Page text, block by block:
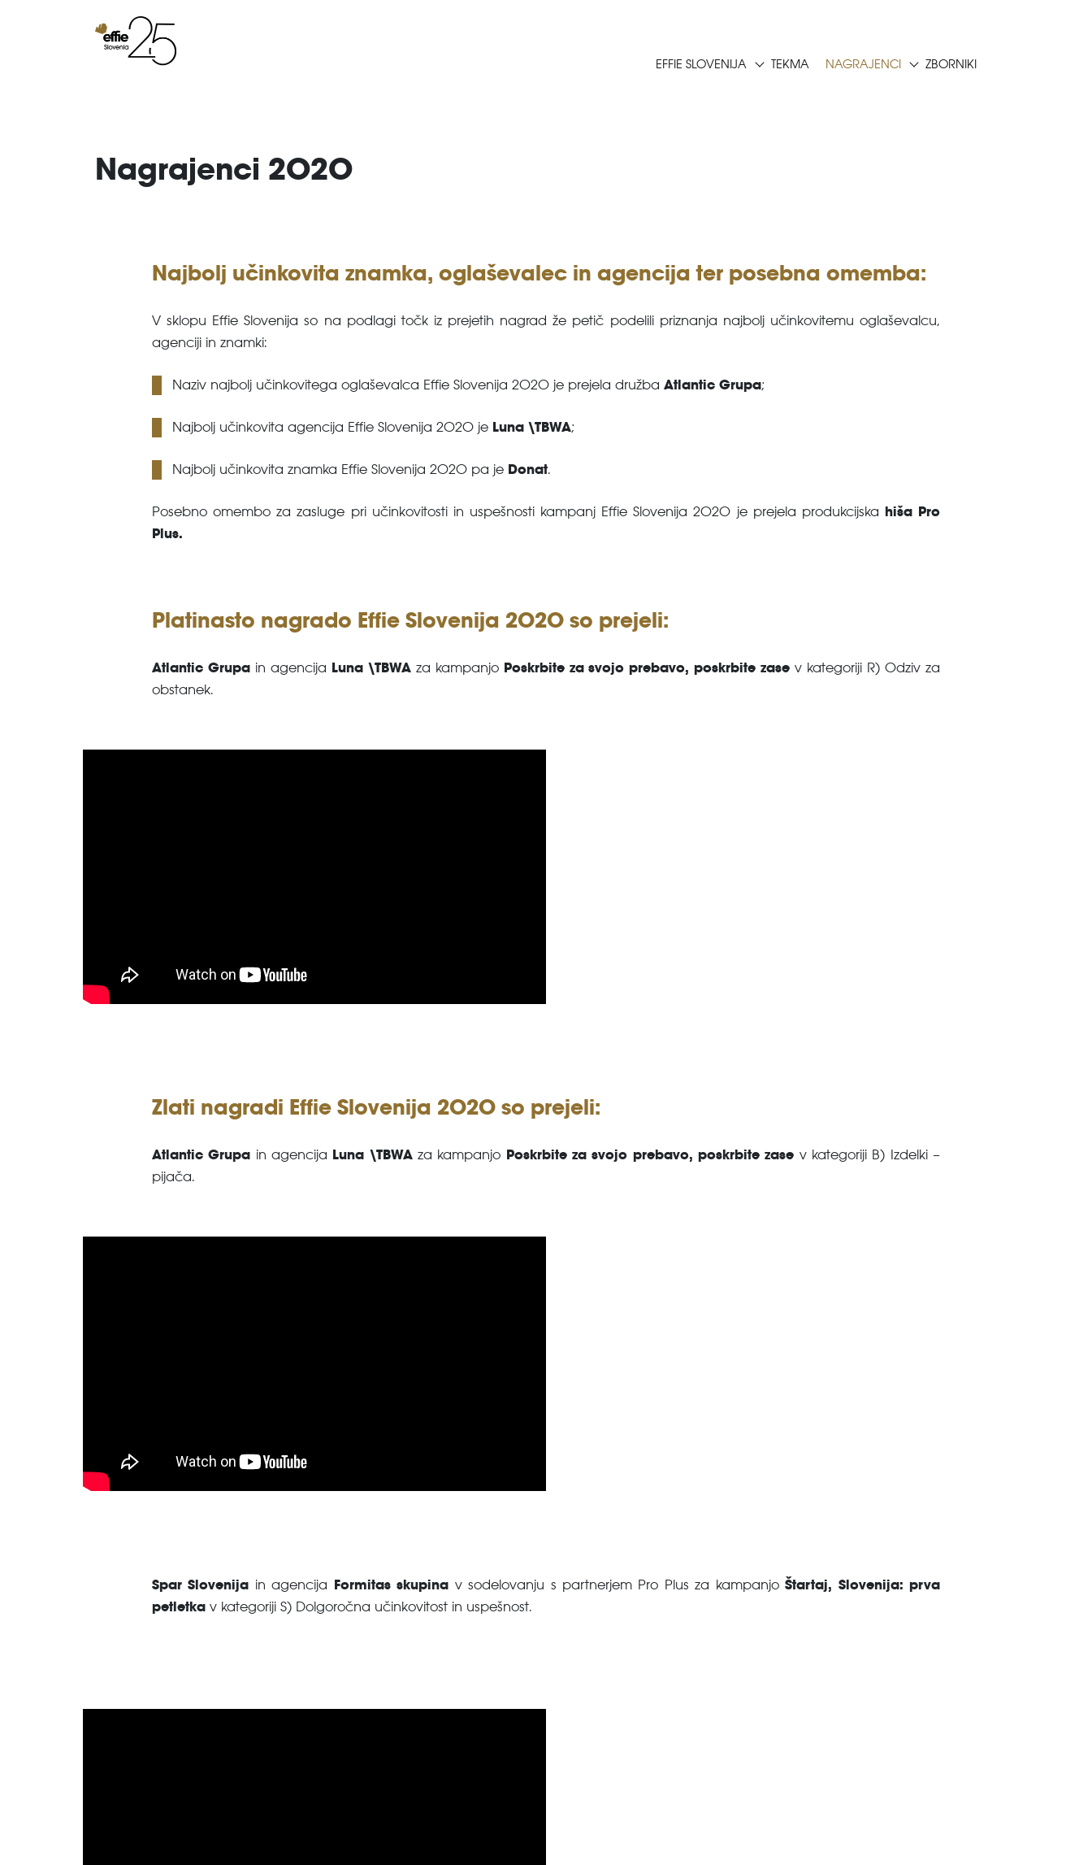
EFFIE SLOVENIJA TEKMA NAGRAJENCI ZBORNIKI
Nagrajenci 2020
Najbolj učinkovita znamka, oglaševalec in agencija ter posebna omemba:
V sklopu Effie Slovenija so na podlagi točk iz prejetih nagrad že petič podelili priznanja najbolj učinkovitemu oglaševalcu,
agenciji in znamki:
Naziv najbolj učinkovitega oglaševalca Effie Slovenija 2020 je prejela družba Atlantic Grupa;
Najbolj učinkovita agencija Effie Slovenija 2020 je Luna \TBWA;
Najbolj učinkovita znamka Effie Slovenija 2020 pa je Donat.
Posebno omembo za zasluge pri učinkovitosti in uspešnosti kampanj Effie Slovenija 2020 je prejela produkcijska hiša Pro
Plus.
Platinasto nagrado Effie Slovenija 2020 so prejeli:
Atlantic Grupa in agencija Luna \TBWA za kampanjo Poskrbite za svojo prebavo, poskrbite zase v kategoriji R) Odziv za
obstanek.
Zlati nagradi Effie Slovenija 2020 so prejeli:
Atlantic Grupa in agencija Luna \TBWAza kampanjo Poskrbite za svojo prebavo, poskrbite zase v kategoriji B) Izdelki –
pijača.
Spar Slovenija in agencija Formitas skupina v sodelovanju s partnerjem Pro Plus za kampanjoŠtartaj, Slovenija: prva
petletka v kategoriji S) Dolgoročna učinkovitost in uspešnost.